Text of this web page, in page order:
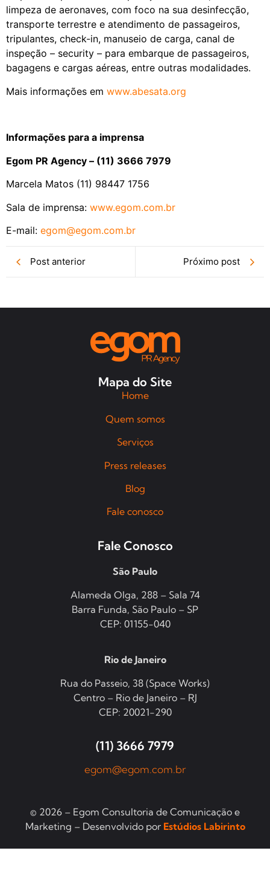
limpeza de aeronaves, com foco na sua desinfecção,
transporte terrestre e atendimento de passageiros,
tripulantes, check-in, manuseio de carga, canal de
inspeção – security – para embarque de passageiros,
bagagens e cargas aéreas, entre outras modalidades.
Mais informações em www.abesata.org
Informações para a imprensa
Egom PR Agency – (11) 3666 7979
Marcela Matos (11) 98447 1756
Sala de imprensa: www.egom.com.br
E-mail: egom@egom.com.br
Post anterior Próximo post
Mapa do Site
Home
Quem somos
Serviços
Press releases
Blog
Fale conosco
Fale Conosco
São Paulo
Alameda Olga, 288 – Sala 74
Barra Funda, São Paulo – SP
CEP: 01155-040
Rio de Janeiro
Rua do Passeio, 38 (Space Works)
Centro – Rio de Janeiro – RJ
CEP: 20021-290
(11) 3666 7979
egom@egom.com.br
© 2026 – Egom Consultoria de Comunicação e
Marketing – Desenvolvido por Estúdios Labirinto